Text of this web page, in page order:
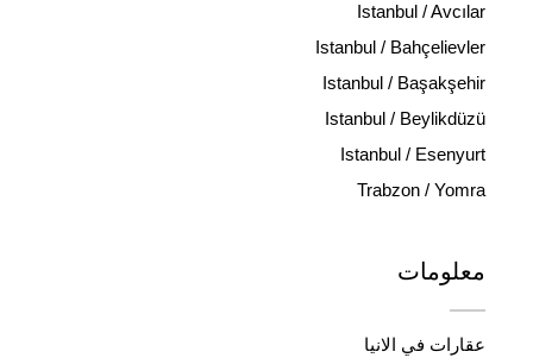
Istanbul / Avcılar
Istanbul / Bahçelievler
Istanbul / Başakşehir
Istanbul / Beylikdüzü
Istanbul / Esenyurt
Trabzon / Yomra
معلومات
عقارات في الانيا